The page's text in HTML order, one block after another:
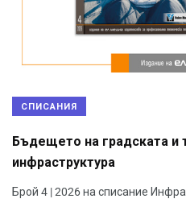
СПИСАНИЯ
Бъдещето на градската и
инфраструктура
Брой 4 | 2026 на списание